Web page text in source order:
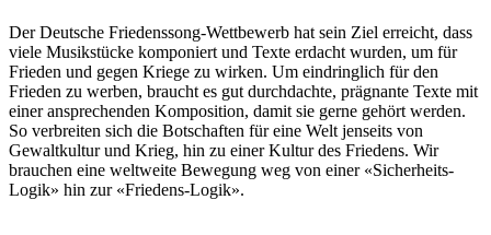
Der Deutsche Friedenssong-Wettbewerb hat sein Ziel erreicht, dass
viele Musikstücke komponiert und Texte erdacht wurden, um für
Frieden und gegen Kriege zu wirken. Um eindringlich für den
Frieden zu werben, braucht es gut durchdachte, prägnante Texte mit
einer ansprechenden Komposition, damit sie gerne gehört werden.
So verbreiten sich die Botschaften für eine Welt jenseits von
Gewaltkultur und Krieg, hin zu einer Kultur des Friedens. Wir
brauchen eine weltweite Bewegung weg von einer «Sicherheits-
Logik» hin zur «Friedens-Logik».